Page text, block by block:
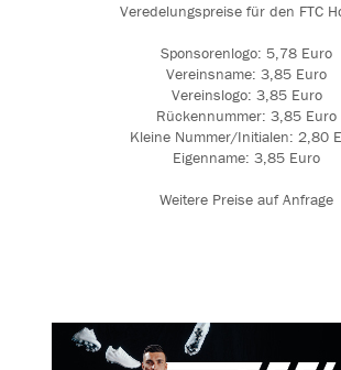
Veredelungspreise für den FTC
Sponsorenlogo: 5,78 Euro
Vereinsname: 3,85 Euro
Vereinslogo: 3,85 Euro
Rückennummer: 3,85 Euro
Kleine Nummer/Initialen: 2,80
Eigenname: 3,85 Euro
Weitere Preise auf Anfrage